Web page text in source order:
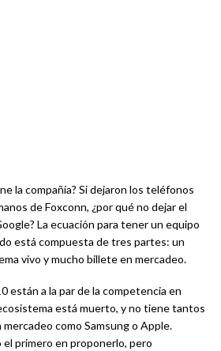
la compañía? Si dejaron los teléfonos
de Foxconn, ¿por qué no dejar el
La ecuación para tener un equipo
está compuesta de tres partes: un
vivo y mucho billete en mercadeo.
están a la par de la competencia en
está muerto, y no tiene tantos
como Samsung o Apple.
primero en proponerlo, pero